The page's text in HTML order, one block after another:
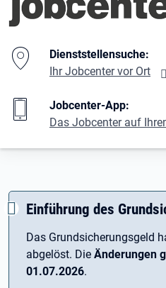
Dienststellensuche:
Ihr Jobcenter vor Ort
Jobcenter-App:
Das Jobcenter auf
Einführung des
Das Grundsicherungsgeld
abgelöst. Die Änderungen
01.07.2026.